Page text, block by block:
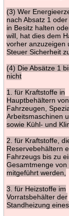
(3) Wer
nach Absatz 1 oder
in Besitz halten
will, hat dies dem
vorher anzuzeigen
Steuer Sicherheit
(4) Die Absätze 1
nicht
1. für Kraftstoffe in
Hauptbehältern von
Fahrzeugen,
Arbeitsmaschinen
sowie Kühl- und
2. für Kraftstoffe,
Reservebehältern
Fahrzeugs bis zu
Gesamtmenge von
mitgeführt werden,
3. für Heizstoffe im
Vorratsbehälter der
Standheizung